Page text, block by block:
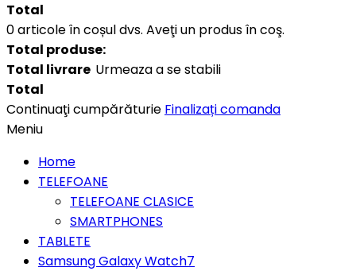
Total
0articole în coșul dvs. Aveţi un produs în coş.
Total produse:
Total livrare Urmeaza a se stabili
Total
Continuaţi cumpărăturie Finalizați comanda
Meniu
Home
TELEFOANE
TELEFOANE CLASICE
SMARTPHONES
TABLETE
Samsung Galaxy Watch7